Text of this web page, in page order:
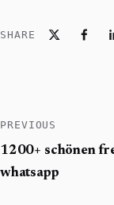
SHARE
PREVIOUS
1200+ schönen
whatsapp